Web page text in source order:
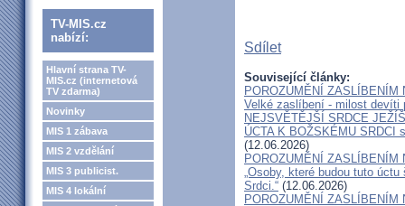
TV-MIS.cz
nabízí:
Hlavní strana TV-
MIS.cz (internetová
TV zdarma)
Novinky
MIS 1 zábava
MIS 2 vzdělání
MIS 3 publicist.
MIS 4 lokální
Sdílet
Související články:
POROZUMĚNÍ
Velké zaslíbení - milost devíti
NEJSVĚTĚJŠÍ SRDCE
ÚCTA K BOŽSKÉMU SRDCI
(12.06.2026)
POROZUMĚNÍ
„Osoby, které budou tuto
Srdci.“ (12.06.2026)
POROZUMĚNÍ